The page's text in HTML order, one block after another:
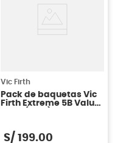
Vic Firth
Pack de baquetas Vic
Firth Extreme 5B Value
S/ 199.00